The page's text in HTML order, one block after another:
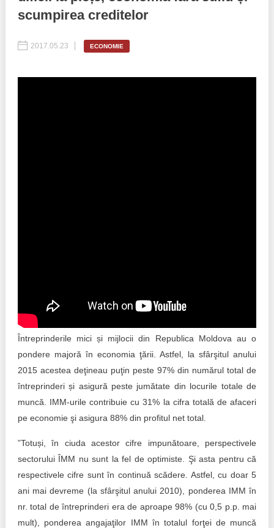
Inițiative în derulare
Politici regionale
Bunele practici
Laborator sociometric
Buletin EU-STRAT
Aplică la BUNELE PRACTICI
Transparența întreprinderilor de stat
Cele mai bune și cele mai proaste politici locale din
Moldova
publice-cheie din Moldova
Achizițiile publice în vizorul societății civile
scumpirea creditelor
2017.05.23 ECONOMIE
Întreprinderile mici și mijlocii din Republica Moldova au o
pondere majoră în economia ţării. Astfel, la sfârşitul anului
2015 acestea deţineau puţin peste 97% din numărul total de
întreprinderi și asigură peste jumătate din locurile totale de
muncă. IMM-urile contribuie cu 31% la cifra totală de afaceri
pe economie şi asigura 88% din profitul net total.
”Totuși, în ciuda acestor cifre impunătoare, perspectivele
sectorului ÎMM nu sunt la fel de optimiste. Şi asta pentru că
respectivele cifre sunt în continuă scădere. Astfel, cu doar 5
ani mai devreme (la sfârşitul anului 2010), ponderea IMM în
nr. total de întreprinderi era de aproape 98% (cu 0,5 p.p. mai
mult), ponderea angajaţilor IMM în totalul forţei de muncă